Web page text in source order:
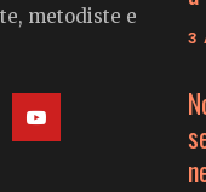
metodiste e
3